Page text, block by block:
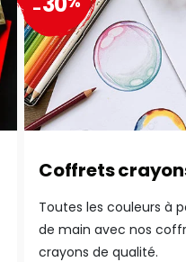
Coffrets
Toutes les couleurs à
de main avec nos
crayons de qualité.
-